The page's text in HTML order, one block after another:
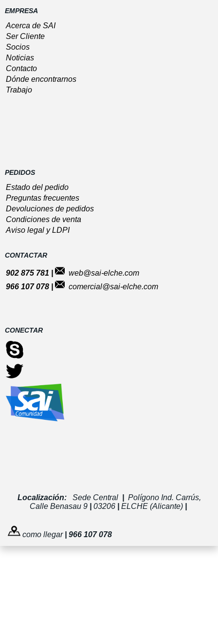
EMPRESA
Acerca de SAI
Ser Cliente
Socios
Noticias
Contacto
Dónde encontrarnos
Trabajo
PEDIDOS
Estado del pedido
Preguntas frecuentes
Devoluciones de pedidos
Condiciones de venta
Aviso legal y LDPI
CONTACTAR
902 875 781 |
web@sai-elche.com
966 107 078 |
comercial@sai-elche.com
CONECTAR
Localización: Sede Central
Polígono Ind. Carrús,
Calle Benasau 9
03206 ELCHE (Alicante)
como llegar | 966 107 078